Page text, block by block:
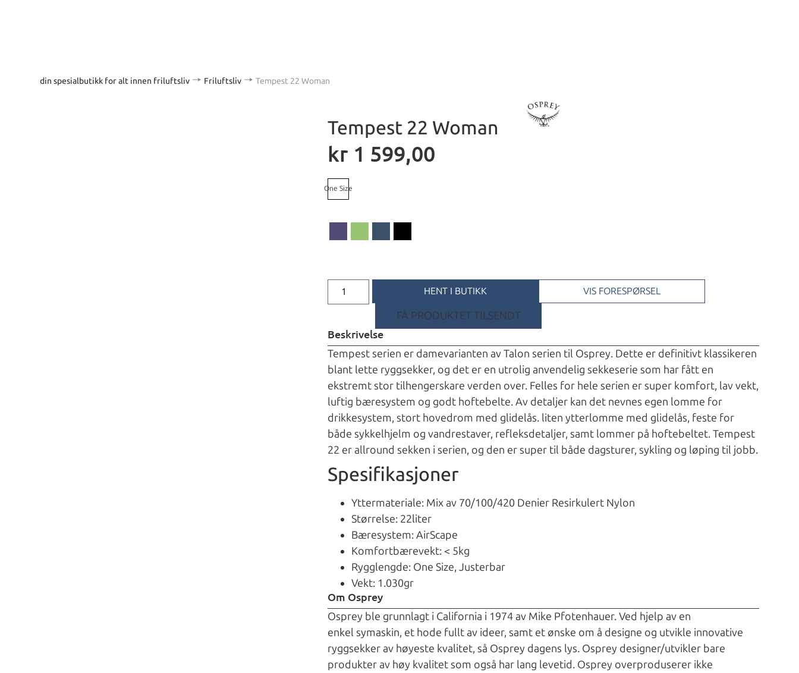
din spesialbutikk for alt innen friluftsliv Friluftsliv Tempest 22 Woman
Tempest 22 Woman
kr 1 599,00
One Size
HENT I BUTIKK VIS FORESPØRSEL
FÅ PRODUKTET TILSENDT
Beskrivelse
Tempest serien er damevarianten av Talon serien til Osprey. Dette er definitivt klassikeren
blant lette ryggsekker, og det er en utrolig anvendelig sekkeserie som har fått en
ekstremt stor tilhengerskare verden over. Felles for hele serien er super komfort, lav vekt,
luftig bæresystem og godt hoftebelte. Av detaljer kan det nevnes egen lomme for
drikkesystem, stort hovedrom med glidelås. liten ytterlomme med glidelås, feste for
både sykkelhjelm og vandrestaver, refleksdetaljer, samt lommer på hoftebeltet. Tempest
22 er allround sekken i serien, og den er super til både dagsturer, sykling og løping til jobb.
Spesifikasjoner
Yttermateriale: Mix av 70/100/420 Denier Resirkulert Nylon
Størrelse: 22liter
Bæresystem: AirScape
Komfortbærevekt: < 5kg
Rygglengde: One Size, Justerbar
Vekt: 1.030gr
Om Osprey
Osprey ble grunnlagt i California i 1974 av Mike Pfotenhauer. Ved hjelp av en
enkel symaskin, et hode fullt av ideer, samt et ønske om å designe og utvikle innovative
ryggsekker av høyeste kvalitet, så Osprey dagens lys. Osprey designer/utvikler bare
produkter av høy kvalitet som også har lang levetid. Osprey overproduserer ikke